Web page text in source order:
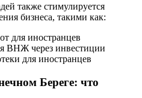
также стимулируется
бизнеса, такими как:
для иностранцев
ВНЖ через инвестиции
для иностранцев
Береге: что